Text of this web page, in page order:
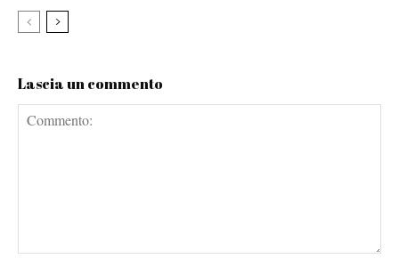
Lascia un commento